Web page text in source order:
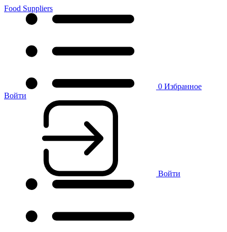
Food Suppliers
0 Избранное
Войти
Войти